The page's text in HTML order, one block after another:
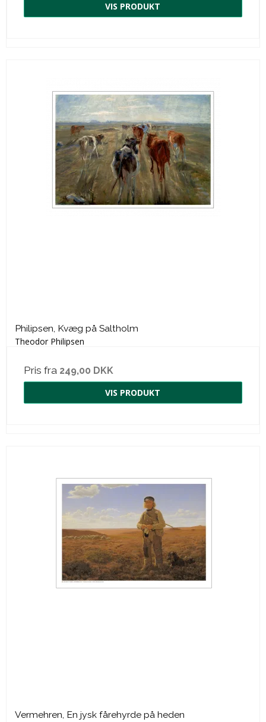
VIS PRODUKT
Philipsen, Kvæg på Saltholm
Theodor Philipsen
Pris fra 249,00 DKK
VIS PRODUKT
Vermehren, En jysk fårehyrde på heden